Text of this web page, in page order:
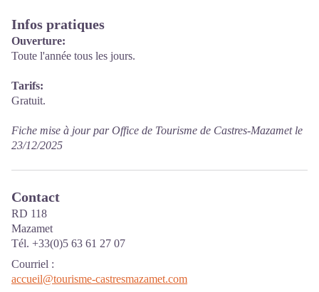
Infos pratiques
Ouverture:
Toute l'année tous les jours.
Tarifs:
Gratuit.
Fiche mise à jour par Office de Tourisme de Castres-Mazamet le
23/12/2025
Contact
RD 118
Mazamet
Tél. +33(0)5 63 61 27 07
Courriel :
accueil@tourisme-castresmazamet.com